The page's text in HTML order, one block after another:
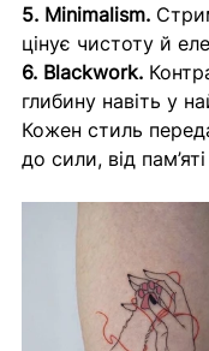
5. Minimalism.
цінує чистоту й
6. Blackwork.
глибину навіть у
Кожен стиль
до сили, від